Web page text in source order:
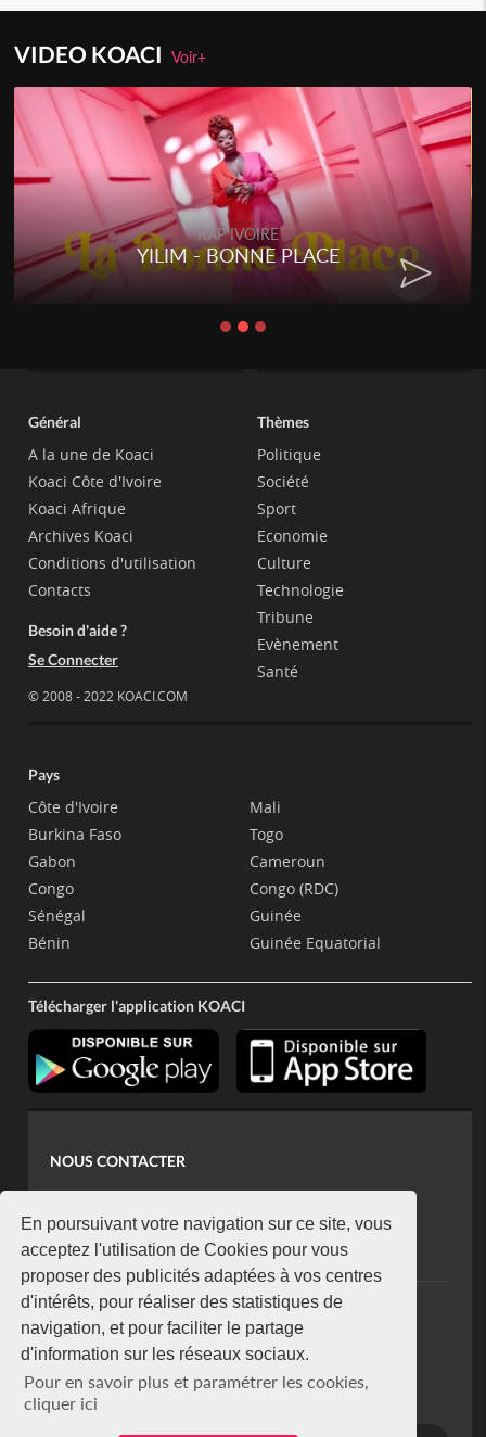
En poursuivant votre navigation sur ce site, vous
acceptez l'utilisation de Cookies pour vous
proposer des publicités adaptées à vos centres
d'intérêts, pour réaliser des statistiques de
navigation, et pour faciliter le partage
d'information sur les réseaux sociaux.
Pour en savoir plus et paramétrer les cookies,
cliquer ici
VIDEO KOACIVoir+
RAP IVOIRE
YILIM - BONNE PLACE
Général
A la une de Koaci
Koaci Côte d'Ivoire
Koaci Afrique
Archives Koaci
Conditions d'utilisation
Contacts
Besoin d'aide ?
Se Connecter
© 2008 - 2022 KOACI.COM
Thèmes
Politique
Société
Sport
Economie
Culture
Technologie
Tribune
Evènement
Santé
Pays
Côte d'Ivoire
Burkina Faso
Gabon
Congo
Sénégal
Bénin
Mali
Togo
Cameroun
Congo (RDC)
Guinée
Guinée Equatorial
Télécharger l'application KOACI
NOUS CONTACTER
koaci@yahoo.fr
+225 07 08 85 52 93
NEWSLETTER
Restez connecté via notre newsletter
S'abonner
Se désabonner